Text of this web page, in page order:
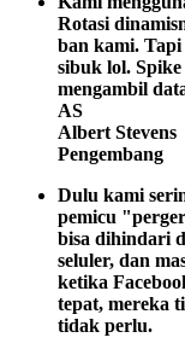
Rotasi
ban kami. Tapi
sibuk lol.
mengambil
AS
Albert Stevens
Pengembang
Dulu kami
pemicu
bisa dihindari
seluler, dan
ketika
tepat, mereka
tidak perlu.